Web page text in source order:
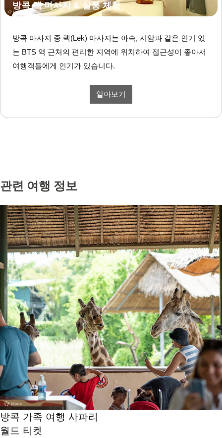
방콕 렉 마사지 & 살롱 체험
방콕 마사지 중 렉(Lek) 마사지는 아속, 시암과 같은 인기 있
는 BTS 역 근처의 편리한 지역에 위치하여 접근성이 좋아서
여행객들에게 인기가 있습니다.
알아보기
관련 여행 정보
방콕 가족 여행 사파리
월드 티켓